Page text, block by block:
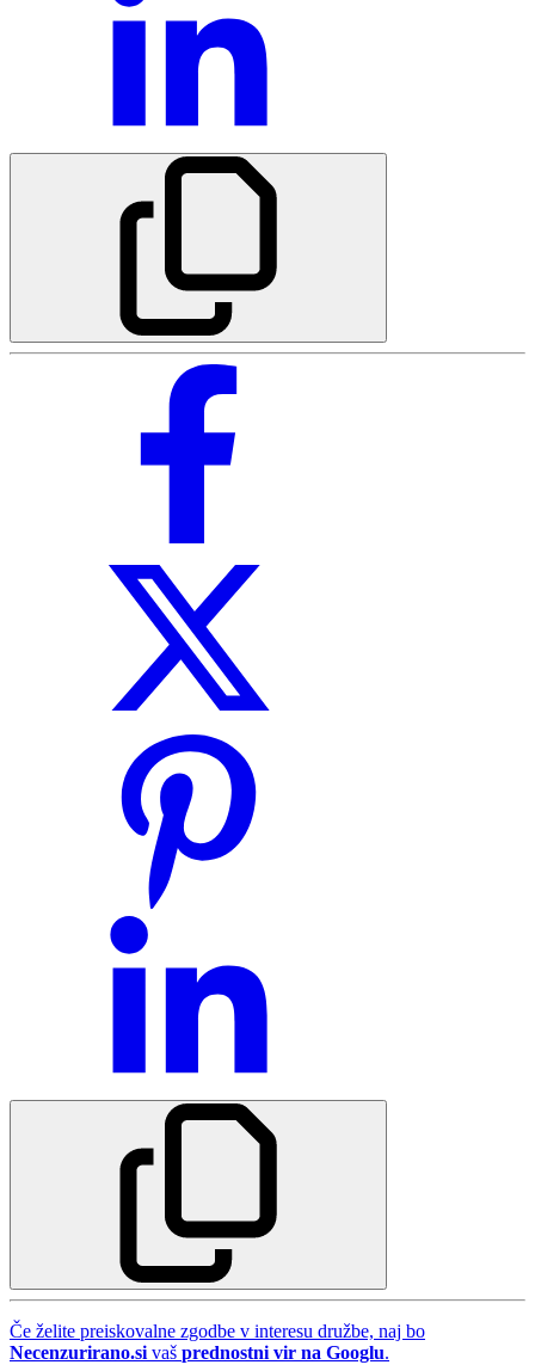
Če želite preiskovalne zgodbe v interesu družbe, naj bo
Necenzurirano.si vaš prednostni vir na Googlu.